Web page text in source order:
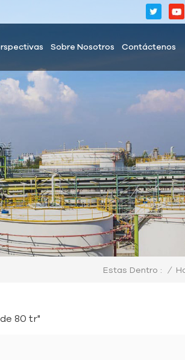
Sobre Nosotros Contáctenos
Estas Dentro : /
80 tr"